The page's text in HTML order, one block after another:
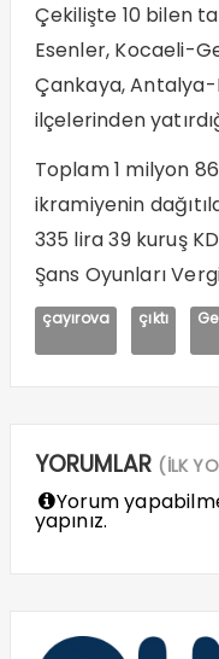
Çekilişte 10 bilen
Esenler, Kocaeli-
Çankaya,
ilçelerinden
Toplam 1 milyon
ikramiyenin
335 lira 39 kuruş
Şans Oyunları
çayırova çıktı
YORUMLAR (İLK
Yorum
yapınız.